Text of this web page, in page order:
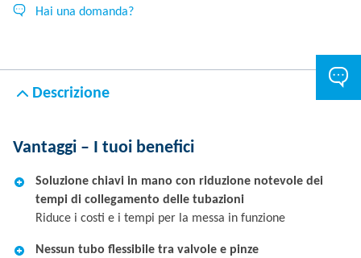
Hai una domanda?
Descrizione
Vantaggi – I tuoi benefici
Soluzione chiavi in mano con riduzione notevole dei
tempi di collegamento delle tubazioni
Riduce i costi e i tempi per la messa in funzione
Nessun tubo flessibile tra valvole e pinze